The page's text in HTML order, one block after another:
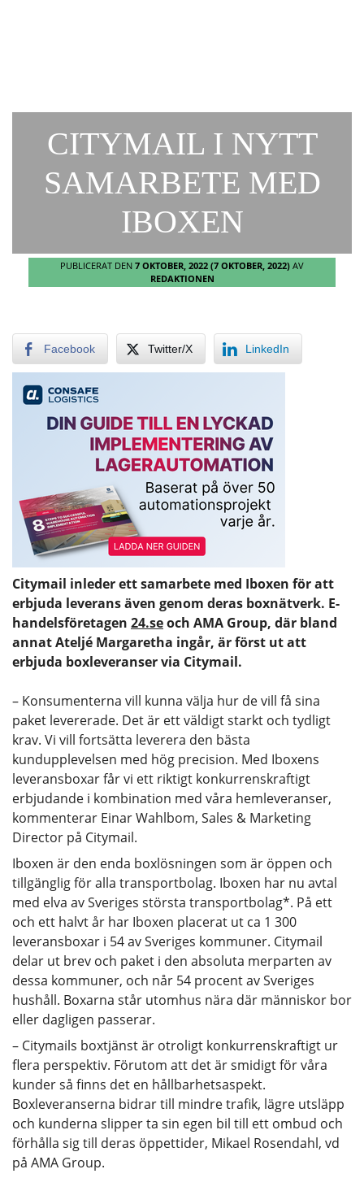
CITYMAIL I NYTT
SAMARBETE MED
IBOXEN
PUBLICERAT DEN 7 OKTOBER, 2022 (7 OKTOBER, 2022) AV
REDAKTIONEN
Facebook Twitter/X LinkedIn
Citymail inleder ett samarbete med Iboxen för att
erbjuda leverans även genom deras boxnätverk. E-
handelsföretagen 24.seoch AMA Group, där bland
annat Ateljé Margaretha ingår, är först ut att
erbjuda boxleveranser via Citymail.
– Konsumenterna vill kunna välja hur de vill få sina
paket levererade. Det är ett väldigt starkt och tydligt
krav. Vi vill fortsätta leverera den bästa
kundupplevelsen med hög precision. Med Iboxens
leveransboxar får vi ett riktigt konkurrenskraftigt
erbjudande i kombination med våra hemleveranser,
kommenterar Einar Wahlbom, Sales & Marketing
Director på Citymail.
Iboxen är den enda boxlösningen som är öppen och
tillgänglig för alla transportbolag. Iboxen har nu avtal
med elva av Sveriges största transportbolag*. På ett
och ett halvt år har Iboxen placerat ut ca 1 300
leveransboxar i 54 av Sveriges kommuner. Citymail
delar ut brev och paket i den absoluta merparten av
dessa kommuner, och når 54 procent av Sveriges
hushåll. Boxarna står utomhus nära där människor bor
eller dagligen passerar.
– Citymails boxtjänst är otroligt konkurrenskraftigt ur
flera perspektiv. Förutom att det är smidigt för våra
kunder så finns det en hållbarhets­aspekt.
Boxleveranserna bidrar till mindre trafik, lägre utsläpp
och kunderna slipper ta sin egen bil till ett ombud och
förhålla sig till deras öppettider, Mikael Rosendahl, vd
på AMA Group.